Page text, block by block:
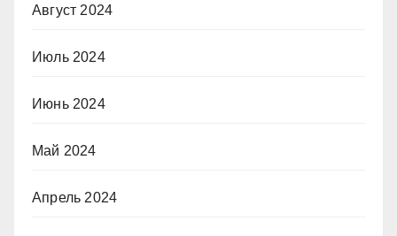
Август 2024
Июль 2024
Июнь 2024
Май 2024
Апрель 2024